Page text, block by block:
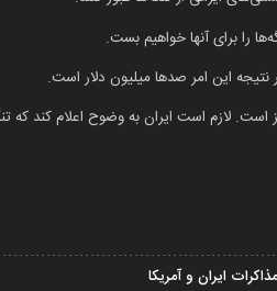
را برای آنها خواهیم بست.
این امر صد‌ها میلیون دلار است.
است. لازم است ایران به وضوح اعلام کند که
مذاکرات ایران و آمریکا